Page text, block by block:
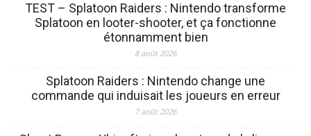
TEST – Splatoon Raiders : Nintendo transforme
Splatoon en looter-shooter, et ça fonctionne
étonnamment bien
8 août 2026
Splatoon Raiders : Nintendo change une
commande qui induisait les joueurs en erreur
7 août 2026